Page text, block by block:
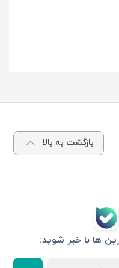
بازگشت به بالا
ها با خبر شوید: